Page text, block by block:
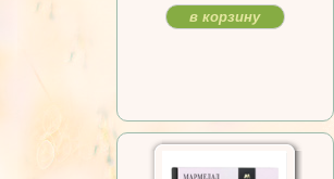
в корзину